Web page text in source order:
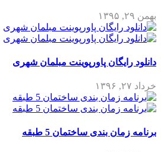
بهمن ۲۹, ۱۳۹۵
دانلود رایگان پاورپوینت مبلمان شهری
خرداد ۲۷, ۱۳۹۶
برنامه زمان بندی ساختمان 5 طبقه